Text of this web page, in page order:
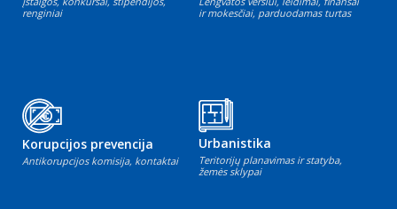
renginiai
ir mokesčiai, parduodamas turtas
Korupcijos prevencija
Antikorupcijos komisija, kontaktai
Urbanistika
Teritorijų planavimas ir statyba,
žemės sklypai